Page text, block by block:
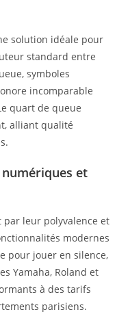
solution idéale pour
standard entre
symboles
incomparable
quart de queue
alliant qualité
numériques et
par leur polyvalence et
modernes
pour jouer en silence,
Yamaha, Roland et
à des tarifs
parisiens.